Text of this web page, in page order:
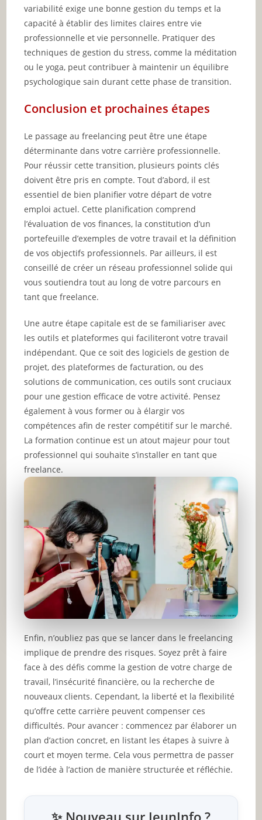
variabilité exige une bonne gestion du temps et la
capacité à établir des limites claires entre vie
professionnelle et vie personnelle. Pratiquer des
techniques de gestion du stress, comme la méditation
ou le yoga, peut contribuer à maintenir un équilibre
psychologique sain durant cette phase de transition.
Conclusion et prochaines étapes
Le passage au freelancing peut être une étape
déterminante dans votre carrière professionnelle.
Pour réussir cette transition, plusieurs points clés
doivent être pris en compte. Tout d’abord, il est
essentiel de bien planifier votre départ de votre
emploi actuel. Cette planification comprend
l’évaluation de vos finances, la constitution d’un
portefeuille d’exemples de votre travail et la définition
de vos objectifs professionnels. Par ailleurs, il est
conseillé de créer un réseau professionnel solide qui
vous soutiendra tout au long de votre parcours en
tant que freelance.
Une autre étape capitale est de se familiariser avec
les outils et plateformes qui faciliteront votre travail
indépendant. Que ce soit des logiciels de gestion de
projet, des plateformes de facturation, ou des
solutions de communication, ces outils sont cruciaux
pour une gestion efficace de votre activité. Pensez
également à vous former ou à élargir vos
compétences afin de rester compétitif sur le marché.
La formation continue est un atout majeur pour tout
professionnel qui souhaite s’installer en tant que
freelance.
Enfin, n’oubliez pas que se lancer dans le freelancing
implique de prendre des risques. Soyez prêt à faire
face à des défis comme la gestion de votre charge de
travail, l’insécurité financière, ou la recherche de
nouveaux clients. Cependant, la liberté et la flexibilité
qu’offre cette carrière peuvent compenser ces
difficultés. Pour avancer : commencez par élaborer un
plan d’action concret, en listant les étapes à suivre à
court et moyen terme. Cela vous permettra de passer
de l’idée à l’action de manière structurée et réfléchie.